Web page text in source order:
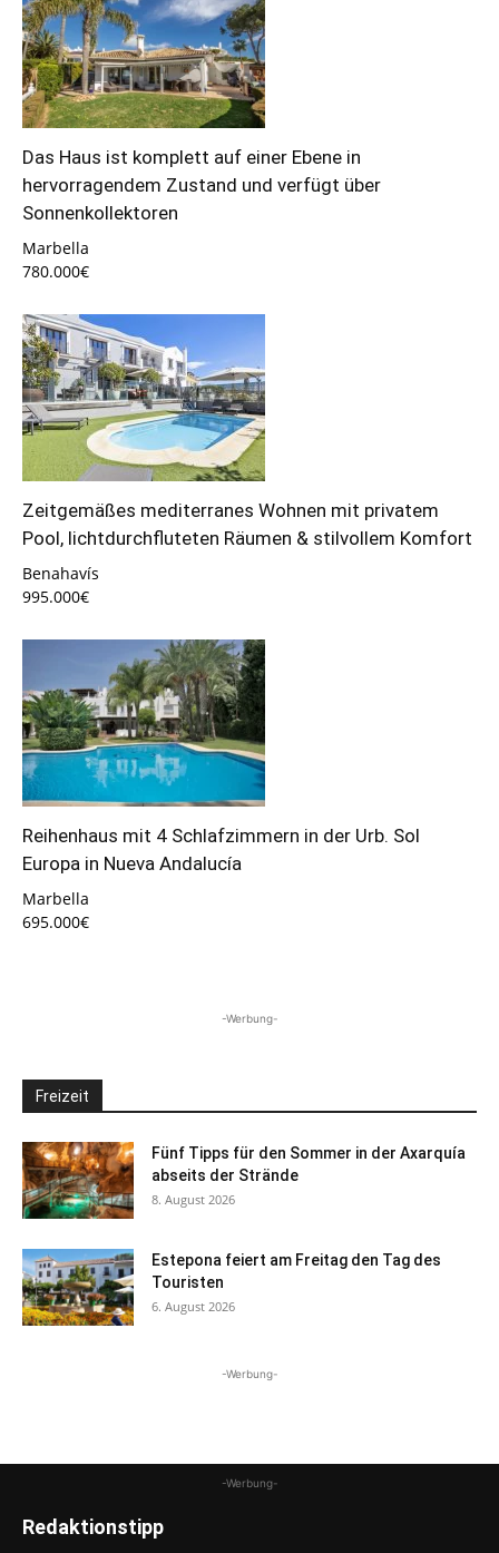
Das Haus ist komplett auf einer Ebene in
hervorragendem Zustand und verfügt über
Sonnenkollektoren
Marbella
780.000€
Zeitgemäßes mediterranes Wohnen mit privatem
Pool, lichtdurchfluteten Räumen & stilvollem Komfort
Benahavís
995.000€
Reihenhaus mit 4 Schlafzimmern in der Urb. Sol
Europa in Nueva Andalucía
Marbella
695.000€
-Werbung-
Freizeit
Fünf Tipps für den Sommer in der Axarquía
abseits der Strände
8. August 2026
Estepona feiert am Freitag den Tag des
Touristen
6. August 2026
-Werbung-
-Werbung-
Redaktionstipp